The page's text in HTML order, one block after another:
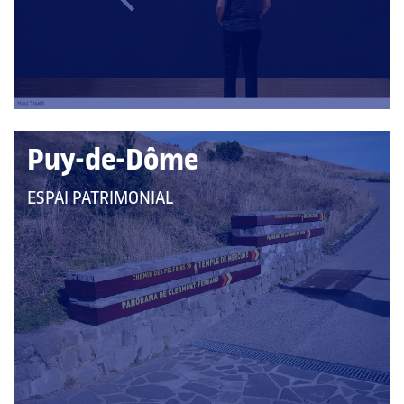
Puy-de-Dôme
QUE
PERTANY
A
LES
CATEGORIES:
ESPAI PATRIMONIAL